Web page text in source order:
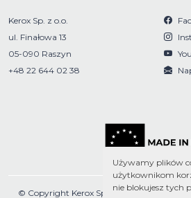
Używamy plików
użytkownikom
nie blokujesz tych
Kerox Sp. z o.o.
ul. Finałowa 13
05-090 Raszyn
+48 22 644 02 38
© Copyright Kerox Sp. z o.o. 2026 | ©